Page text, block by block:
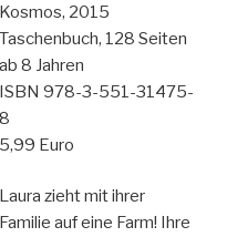
Kosmos, 2015
Taschenbuch, 128 Seiten
ab 8 Jahren
ISBN 978-3-551-31475-
8
5,99 Euro
Laura zieht mit ihrer
Familie auf eine Farm! Ihre